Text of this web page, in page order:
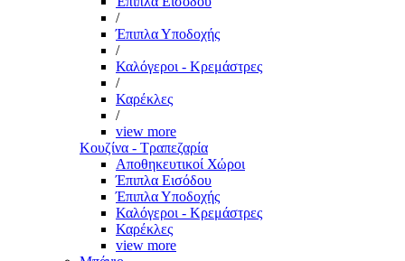
/
Έπιπλα Υποδοχής
/
Καλόγεροι - Κρεμάστρες
/
Καρέκλες
/
view more
Κουζίνα - Τραπεζαρία
Αποθηκευτικοί Χώροι
Έπιπλα Εισόδου
Έπιπλα Υποδοχής
Καλόγεροι - Κρεμάστρες
Καρέκλες
view more